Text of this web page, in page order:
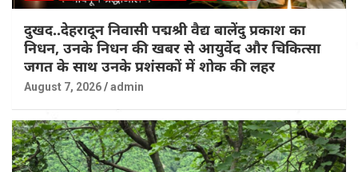
दुखद..देहरादून निवासी पद्मश्री वैद्य बालेंदु प्रकाश का
निधन, उनके निधन की खबर से आयुर्वेद और चिकित्सा
जगत के साथ उनके प्रशंसकों में शोक की लहर
August 7, 2026 admin